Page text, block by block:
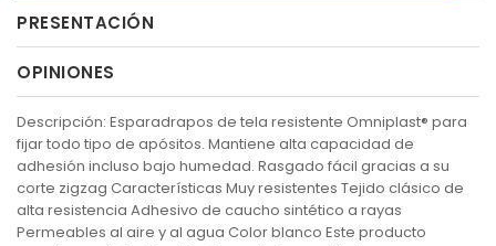
PRESENTACIÓN
OPINIONES
Descripción: Esparadrapos de tela resistente Omniplast® para
fijar todo tipo de apósitos. Mantiene alta capacidad de
adhesión incluso bajo humedad. Rasgado fácil gracias a su
corte zigzag Características Muy resistentes Tejido clásico de
alta resistencia Adhesivo de caucho sintético a rayas
Permeables al aire y al agua Color blanco Este producto